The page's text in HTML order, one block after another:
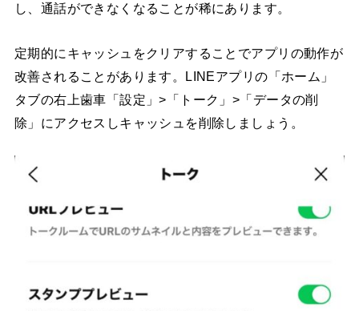
し、通話ができなくなることが稀にあります。
定期的にキャッシュをクリアすることでアプリの動作が
改善されることがあります。LINEアプリの「ホーム」
タブの右上歯車「設定」>「トーク」>「データの削
除」にアクセスしキャッシュを削除しましょう。